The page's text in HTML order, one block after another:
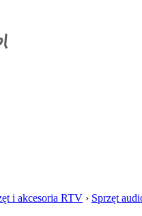
i akcesoria RTV › Sprzęt